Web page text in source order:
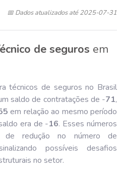
📅 Dados atualizados até 2025-07-31
de seguros em
técnicos de seguros no Brasil
saldo de contratações de -71,
em relação ao mesmo período
era de -16. Esses números
de redução no número de
possíveis desafios
no setor.